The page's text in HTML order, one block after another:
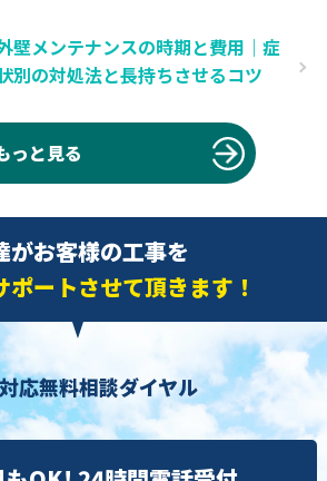
壁メンテナンスの時期と費用｜症
別の対処法と長持ちさせるコツ
っと見る
がお客様の工事を
ポートさせて頂きます！
応無料相談ダイヤル